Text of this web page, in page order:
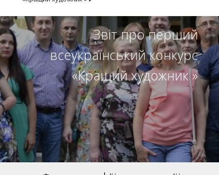
Звіт про перший
всеукраїнський конкурс
«Кращий художник »